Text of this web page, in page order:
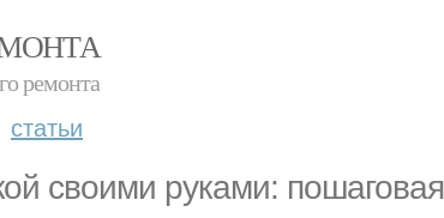
ремонта
статьи
своими руками: